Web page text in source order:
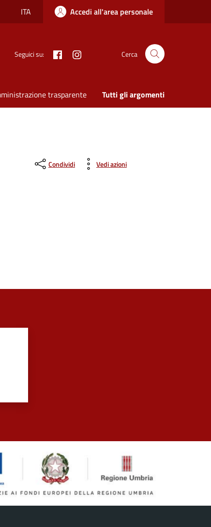
ITA Accedi all'area personale
Seguici su: Facebook Cerca
trasparente Tutti gli argomenti
Condividi Vedi azioni